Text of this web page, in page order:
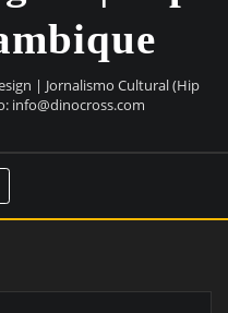
| Jornalismo Cultural (Hip
info@dinocross.com